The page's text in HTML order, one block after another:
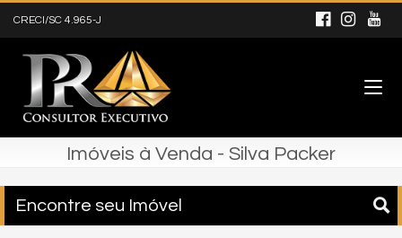
CRECI/SC 4.965-J
Imóveis à Venda - Silva Packer
Encontre seu Imóvel